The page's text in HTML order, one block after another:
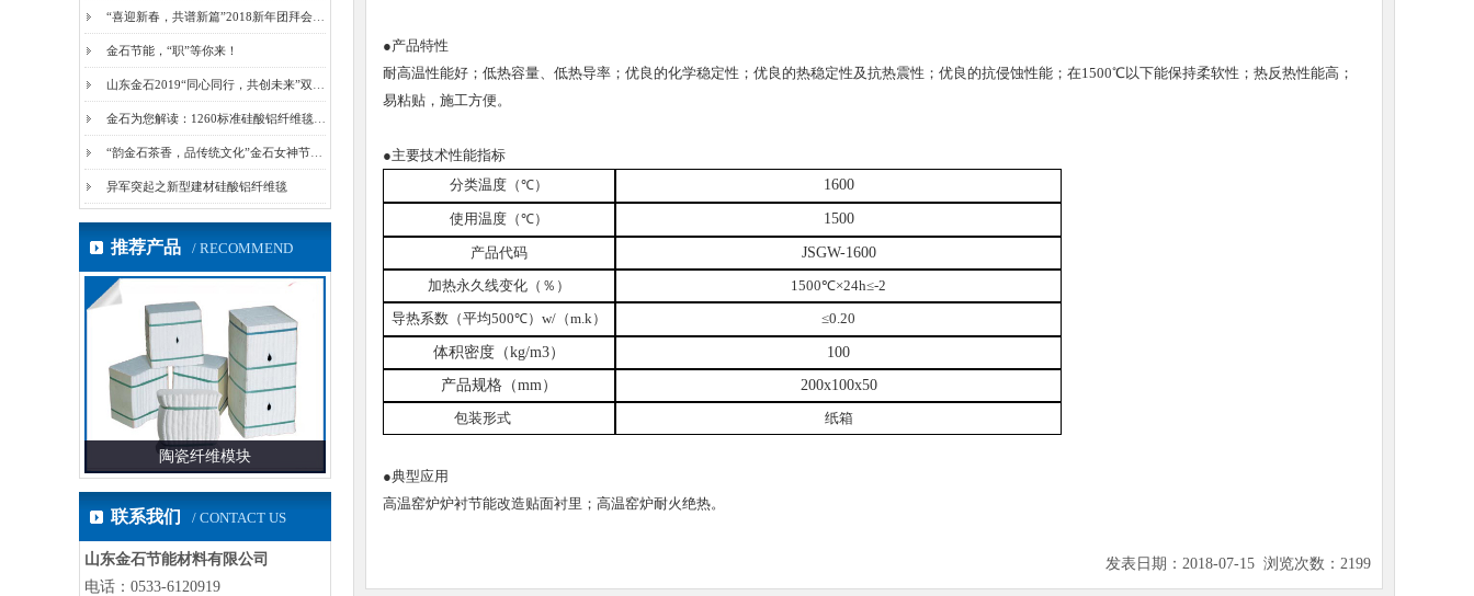
金石节能，“职”等你来！
异军突起之新型建材硅酸铝纤维毯
推荐产品 / RECOMMEND
陶瓷纤维模块
联系我们 / CONTACT US
山东金石节能材料有限公司
电话：0533-6120919
●产品特性
耐高温性能好；低热容量、低热导率；优良的化学稳定性；优良的热稳定性及抗热震性；优良的抗侵蚀性能；在1500℃以下能保持柔软性；热反热性能高；
易粘贴，施工方便。
●主要技术性能指标
分类温度（℃） 1600
使用温度（℃） 1500
产品代码
JSGW-1600
加热永久线变化 （ ％ ） 1500℃×24h≤-2
导热系数 （平均500℃） w/ （m.k） ≤0.20
体积密度 （kg/m3）
100
产品规格 （mm）
200x100x50
包装形式 纸箱
●典型应用
高温窑炉炉衬节能改造贴面衬里；高温窑炉耐火绝热。
发表日期：2018-07-15 浏览次数：2199